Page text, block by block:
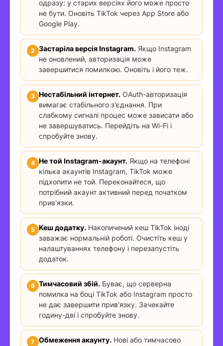
одразу: у старих версіях його може просто
не бути. Оновіть TikTok через App Store або
Google Play.
Застаріла версія Instagram.Якщо Instagram
не оновлений, авторизація може
завершитися помилкою. Оновіть і його теж.
Нестабільний інтернет.OAuth-авторизація
вимагає стабільного з'єднання. При
слабкому сигналі процес може зависати або
не завершуватись. Перейдіть на Wi-Fi і
спробуйте знову.
Не той Instagram-акаунт.Якщо на телефоні
кілька акаунтів Instagram, TikTok може
підхопити не той. Переконайтеся, що
потрібний акаунт активний перед початком
прив'язки.
Кеш додатку.Накопичений кеш TikTok іноді
заважає нормальній роботі. Очистіть кеш у
налаштуваннях телефону і перезапустіть
додаток.
Тимчасовий збій.Буває, що серверна
помилка на боці TikTok або Instagram просто
не дає завершити прив'язку. Зачекайте
годину-дві і спробуйте знову.
Обмеження акаунту.Нові або тимчасово